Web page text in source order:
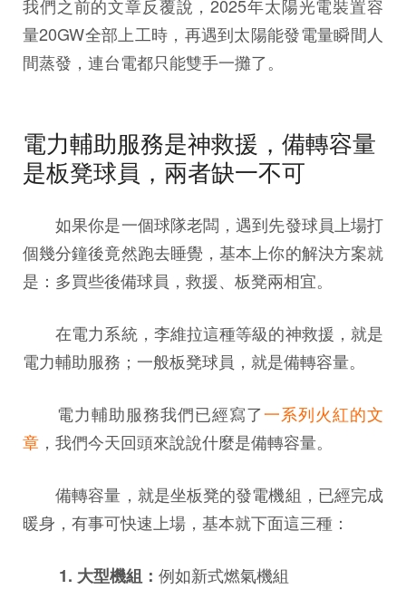
我們之前的文章反覆說，2025年太陽光電裝置容
量20GW全部上工時，再遇到太陽能發電量瞬間人
間蒸發，連台電都只能雙手一攤了。
電力輔助服務是神救援，備轉容量
是板凳球員，兩者缺一不可
如果你是一個球隊老闆，遇到先發球員上場打
個幾分鐘後竟然跑去睡覺，基本上你的解決方案就
是：多買些後備球員，救援、板凳兩相宜。
在電力系統，李維拉這種等級的神救援，就是
電力輔助服務；一般板凳球員，就是備轉容量。
電力輔助服務我們已經寫了一系列火紅的文
章 ，我們今天回頭來說說什麼是備轉容量。
備轉容量，就是坐板凳的發電機組，已經完成
暖身，有事可快速上場，基本就下面這三種：
1. 大型機組： 例如新式燃氣機組